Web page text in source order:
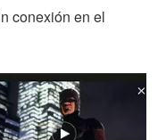
conexión en el